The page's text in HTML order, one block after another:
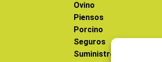
Ovino
Piensos
Porcino
Seguros
Suministros